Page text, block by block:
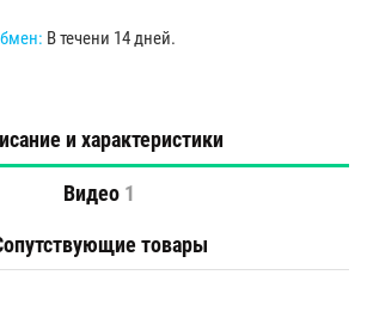
В течени 14 дней.
и характеристики
Видео 1
товары